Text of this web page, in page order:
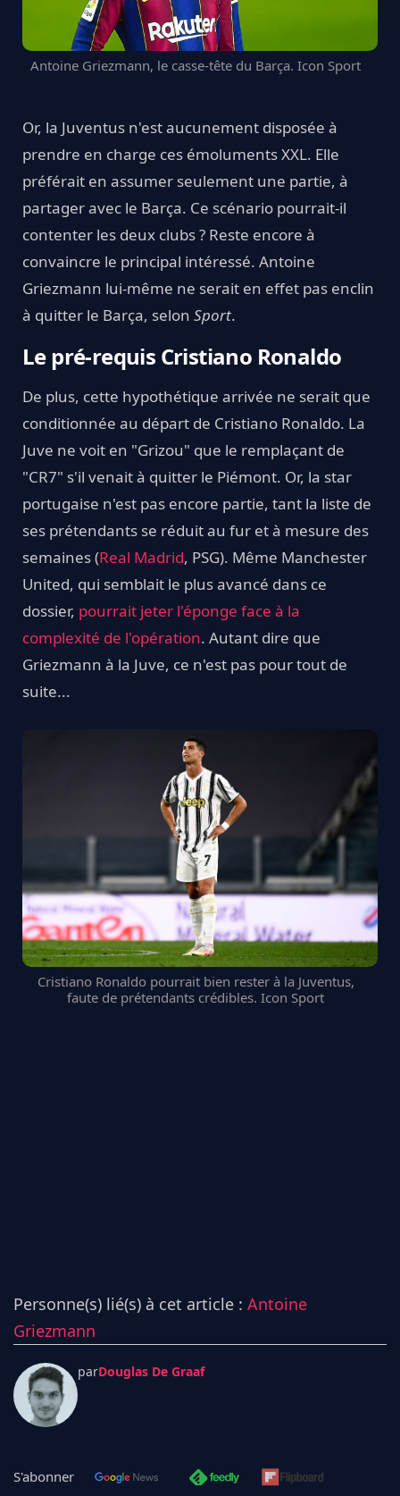
Antoine Griezmann, le casse-tête du Barça. Icon Sport
Or, la Juventus n'est aucunement disposée à
prendre en charge ces émoluments XXL. Elle
préférait en assumer seulement une partie, à
partager avec le Barça. Ce scénario pourrait-il
contenter les deux clubs ? Reste encore à
convaincre le principal intéressé. Antoine
Griezmann lui-même ne serait en effet pas enclin
à quitter le Barça, selon Sport.
Le pré-requis Cristiano Ronaldo
De plus, cette hypothétique arrivée ne serait que
conditionnée au départ de Cristiano Ronaldo. La
Juve ne voit en "Grizou" que le remplaçant de
"CR7" s'il venait à quitter le Piémont. Or, la star
portugaise n'est pas encore partie, tant la liste de
ses prétendants se réduit au fur et à mesure des
semaines (Real Madrid, PSG). Même Manchester
United, qui semblait le plus avancé dans ce
dossier, pourrait jeter l'éponge face à la
complexité de l'opération. Autant dire que
Griezmann à la Juve, ce n'est pas pour tout de
suite...
Cristiano Ronaldo pourrait bien rester à la Juventus,
faute de prétendants crédibles. Icon Sport
Personne(s) lié(s) à cet article : Antoine
Griezmann
parDouglas De Graaf
S'abonner